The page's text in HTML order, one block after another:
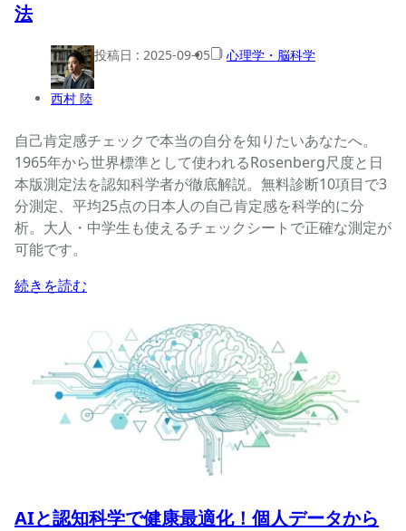
法
西村 陸
投稿日 : 2025-09-05 心理学・脳科学
自己肯定感チェックで本当の自分を知りたいあなたへ。
1965年から世界標準として使われるRosenberg尺度と日
本版測定法を認知科学者が徹底解説。無料診断10項目で3
分測定、平均25点の日本人の自己肯定感を科学的に分
析。大人・中学生も使えるチェックシートで正確な測定が
可能です。
続きを読む
AIと認知科学で健康最適化！個人データから